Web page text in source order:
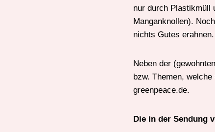
nur durch Plastikmüll
Manganknollen).
nichts Gutes
Neben der
bzw. Themen,
greenpeace.de.
Die in der Sendung